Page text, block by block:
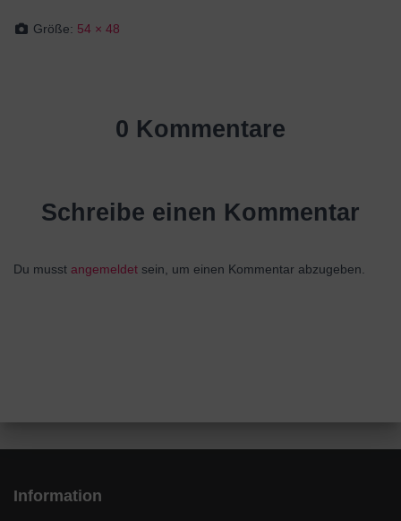
Größe: 54 × 48
0 Kommentare
Schreibe einen Kommentar
Du musst angemeldet sein, um einen Kommentar abzugeben.
Information